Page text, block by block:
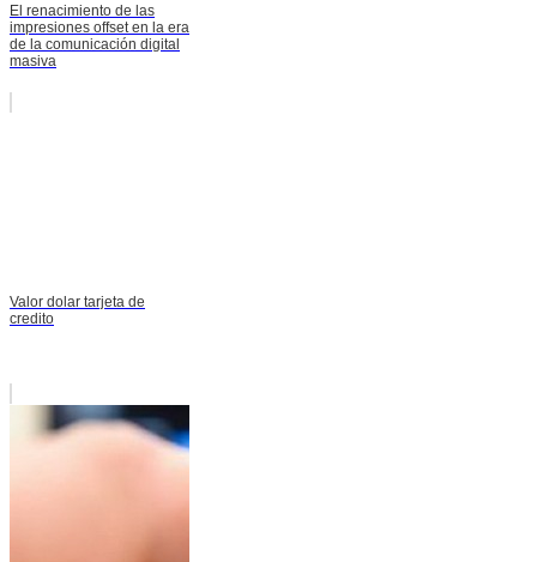
El renacimiento de las
impresiones offset en la era
de la comunicación digital
masiva
Valor dolar tarjeta de
credito